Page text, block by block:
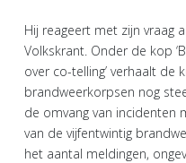
Hij reageert met zijn vraag
Volkskrant. Onder de kop
over co-telling’ verhaalt de
brandweerkorpsen nog
de omvang van incidenten
van de vijfentwintig
het aantal meldingen,